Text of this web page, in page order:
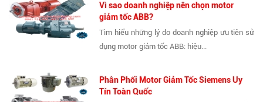
Vì sao doanh nghiệp nên chọn motor
giảm tốc ABB?
Tìm hiểu những lý do doanh nghiệp ưu tiên sử
dụng motor giảm tốc ABB: hiệu...
Phân Phối Motor Giảm Tốc Siemens Uy
Tín Toàn Quốc